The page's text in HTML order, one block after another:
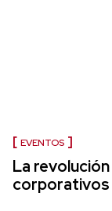
EVENTOS
La
corporativos